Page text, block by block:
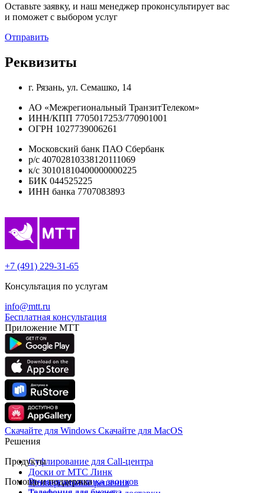
Оставьте заявку, и наш менеджер проконсуль­тирует вас
и поможет с выбором услуг
Отправить
Реквизиты
г. Рязань, ул. Семашко, 14
АО «Межрегиональный ТранзитТелеком»
ИНН/КПП 7705017253/770901001
ОГРН 1027739006261
Московский банк ПАО Сбербанк
р/с 40702810338120111069
к/с 30101810400000000225
БИК 044525225
ИНН банка 7707083893
+7 (491) 229-31-65
Консультация по услугам
info@mtt.ru
Бесплатная консультация
Приложение МТТ
Скачайте для Windows Cкачайте для MacOS
Решения
Суфлирование для Call‑центра
Доски от МТС Линк
Универсальные решения
Продукты
Речевая аналитика звонков
Помощь и поддержка